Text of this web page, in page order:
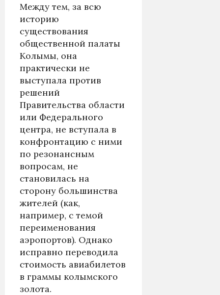
Между тем, за всю
историю
существования
общественной палаты
Колымы, она
практически не
выступала против
решений
Правительства области
или Федерального
центра, не вступала в
конфронтацию с ними
по резонансным
вопросам, не
становилась на
сторону большинства
жителей (как,
например, с темой
переименования
аэропортов). Однако
исправно переводила
стоимость авиабилетов
в граммы колымского
золота.